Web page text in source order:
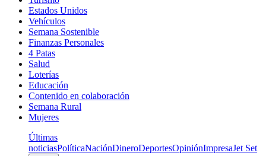
Estados Unidos
Vehículos
Semana Sostenible
Finanzas Personales
4 Patas
Salud
Loterías
Educación
Contenido en colaboración
Semana Rural
Mujeres
Últimas
noticiasPolíticaNaciónDineroDeportesOpiniónImpresaJet Set